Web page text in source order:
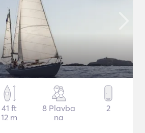
41 ft
12 m
8 Plavba
na
2